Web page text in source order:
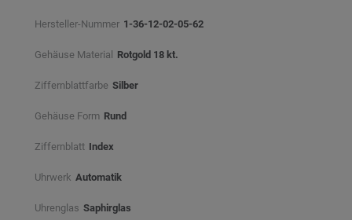
Hersteller-Nummer 1-36-12-02-05-62
Gehäuse Material Rotgold 18 kt.
Ziffernblattfarbe Silber⠀
Gehäuse Form Rund
Ziffernblatt Index
Uhrwerk Automatik
Uhrenglas Saphirglas